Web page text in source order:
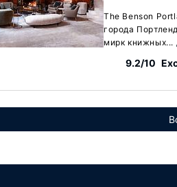
The Benson
города
мирк книжных...
9.2/10